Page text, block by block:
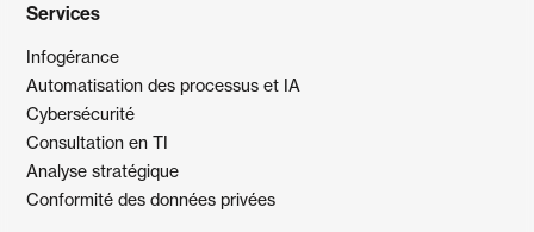
Services
Infogérance
Automatisation des processus et IA
Cybersécurité
Consultation en TI
Analyse stratégique
Conformité des données privées